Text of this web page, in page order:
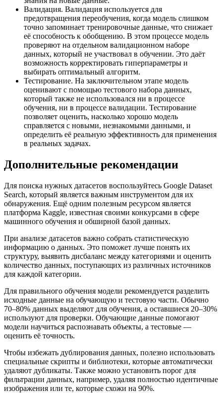
Валидация. Валидация используется для
предотвращения переобучения, когда модель слишком
точно запоминает тренировочные данные, что снижает
её способность к обобщению. В этом процессе модель
проверяют на отдельном валидационном наборе
данных, который не участвовал в обучении. Это даёт
возможность корректировать гиперпараметры и
выбирать оптимальный алгоритм.
Тестирование. На заключительном этапе модель
оценивают с помощью тестового набора данных,
который также не использовался ни в процессе
обучения, ни в процессе валидации. Тестирование
позволяет оценить, насколько хорошо модель
справляется с новыми, незнакомыми данными, и
определить её реальную эффективность для применения
в реальных задачах.
Дополнительные рекомендации
Для поиска нужных датасетов воспользуйтесь Google Dataset
Search, который является важным инструментом для их
обнаружения. Ещё одним полезным ресурсом является
платформа Kaggle, известная своими конкурсами в сфере
машинного обучения и обширной базой данных.
При анализе датасетов важно собрать статистическую
информацию о данных. Это поможет лучше понять их
структуру, выявить дисбаланс между категориями и оценить
количество данных, поступающих из различных источников
для каждой категории.
Для правильного обучения модели рекомендуется разделить
исходные данные на обучающую и тестовую части. Обычно
70–80% данных выделяют для обучения, а оставшиеся 20–30%
используют для проверки. Обучающие данные помогают
модели научиться распознавать объекты, а тестовые —
оценить её точность.
Чтобы избежать дублирования данных, полезно использовать
специальные скрипты и библиотеки, которые автоматически
удаляют дубликаты. Также можно установить порог для
фильтрации данных, например, удаляя полностью идентичные
изображения или те, которые схожи на 90%.